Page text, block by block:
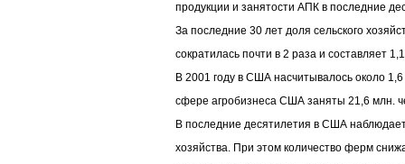
продукции и занятости АПК в последние
За последние 30 лет доля сельского
сократилась почти в 2 раза и составляет
В 2001 году в США насчитывалось около
сфере агробизнеса США заняты 21,6 млн.
В последние десятилетия в США
хозяйства. При этом количество ферм